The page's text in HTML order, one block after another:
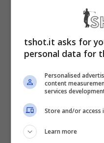
straordinarie,
Sylvester Stallone è
attori più
internazionale
tshot.it asks for
personal data for
Personalised
content
services
Store and/or
Learn more